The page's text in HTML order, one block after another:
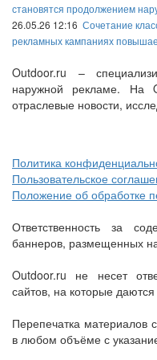
становятся продолжением
26.05.26 12:16 Сочетание
рекламных кампаниях
Outdoor.ru –
наружной рекламе. На
отраслевые новости,
Политика
Пользовательское
Положение об обработке
Ответственность за
баннеров, размещенных
Outdoor.ru не несет
сайтов, на которые
Перепечатка материалов
в любом объёме с